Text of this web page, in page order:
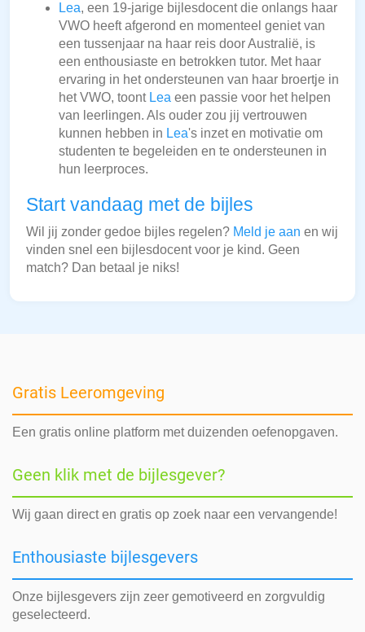
Lea, een 19-jarige bijlesdocent die onlangs haar
VWO heeft afgerond en momenteel geniet van
een tussenjaar na haar reis door Australië, is
een enthousiaste en betrokken tutor. Met haar
ervaring in het ondersteunen van haar broertje in
het VWO, toont Lea een passie voor het helpen
van leerlingen. Als ouder zou jij vertrouwen
kunnen hebben in Lea's inzet en motivatie om
studenten te begeleiden en te ondersteunen in
hun leerproces.
Start vandaag met de bijles
Wil jij zonder gedoe bijles regelen? Meld je aan en wij
vinden snel een bijlesdocent voor je kind. Geen
match? Dan betaal je niks!
Gratis Leeromgeving
Een gratis online platform met duizenden oefenopgaven.
Geen klik met de bijlesgever?
Wij gaan direct en gratis op zoek naar een vervangende!
Enthousiaste bijlesgevers
Onze bijlesgevers zijn zeer gemotiveerd en zorgvuldig
geselecteerd.